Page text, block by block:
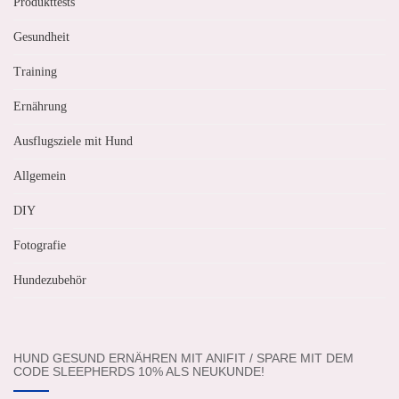
Gesundheit
Training
Ernährung
Ausflugsziele mit Hund
Allgemein
DIY
Fotografie
Hundezubehör
HUND GESUND ERNÄHREN MIT ANIFIT / SPARE MIT DEM
CODE SLEEPHERDS 10% ALS NEUKUNDE!